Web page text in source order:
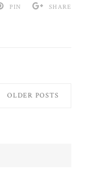
PIN SHARE
OLDER POSTS